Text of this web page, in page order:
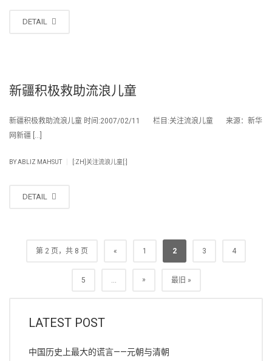
DETAIL
新疆积极救助流浪儿童
新疆积极救助流浪儿童 时间:2007/02/11 栏目:关注流浪儿童 来源：新华
网新疆 […]
BYABLIZ MAHSUT [:ZH]关注流浪儿童[:]
DETAIL
第 2 页，共 8 页 « 1 2 3 4
5 ... » 最旧 »
LATEST POST
中国历史上最大的谎言——元朝与清朝